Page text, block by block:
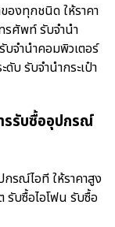
องทุกชนิด ให้ราคา
รศัพท์ รับจำนำ
บจำนำคอมพิวเตอร์
บ รับจำนำกระเป๋า
รรับซื้ออุปกรณ์
กรณ์ไอที ให้ราคาสูง
รับซื้อไอโฟน รับซื้อ